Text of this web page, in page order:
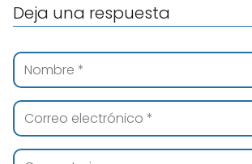
Deja una respuesta